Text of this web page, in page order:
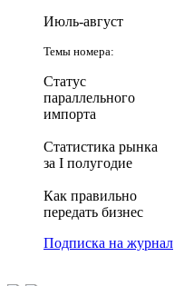
Июль-август
Темы номера:
Статус
параллельного
импорта
Статистика рынка
за I полугодие
Как правильно
передать бизнес
Подписка на журнал